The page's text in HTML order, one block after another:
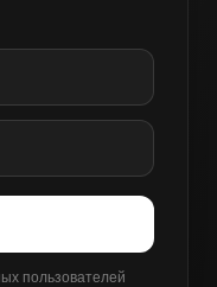
пользователей